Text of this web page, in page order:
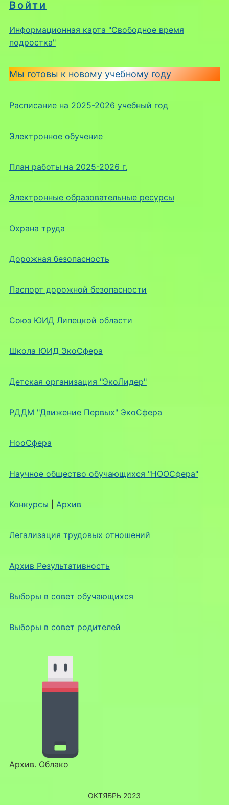
Войти
Информационная карта "Свободное время
подростка"
Мы готовы к новому учебному году
Расписание на 2025-2026 учебный год
Электронное обучение
План работы на 2025-2026 г.
Электронные образовательные ресурсы
Охрана труда
Дорожная безопасность
Паспорт дорожной безопасности
Союз ЮИД Липецкой области
Школа ЮИД ЭкоСфера
Детская организация "ЭкоЛидер"
РДДМ "Движение Первых" ЭкоСфера
НооСфера
Научное общество обучающихся "НООСфера"
Конкурсы Архив
Легализация трудовых отношений
Архив Результативность
Выборы в совет обучающихся
Выборы в совет родителей
Архив. Облако
ОКТЯБРЬ 2023